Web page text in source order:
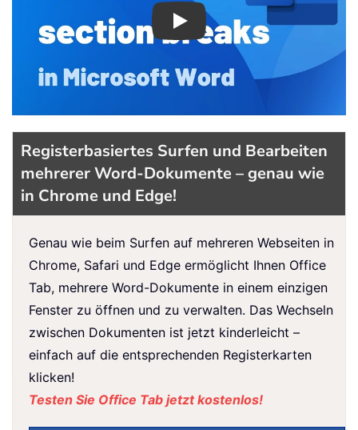
Play
Registerbasiertes Surfen und Bearbeiten
mehrerer Word-Dokumente – genau wie
in Chrome und Edge!
Genau wie beim Surfen auf mehreren Webseiten in
Chrome, Safari und Edge ermöglicht Ihnen Office
Tab, mehrere Word-Dokumente in einem einzigen
Fenster zu öffnen und zu verwalten. Das Wechseln
zwischen Dokumenten ist jetzt kinderleicht –
einfach auf die entsprechenden Registerkarten
klicken!
Testen Sie Office Tab jetzt kostenlos!